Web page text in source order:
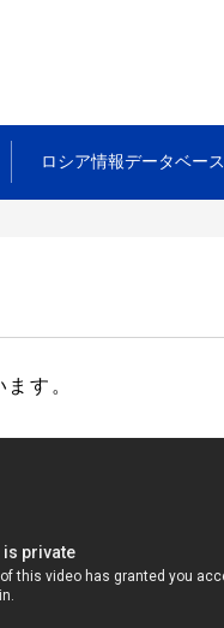
ロシア情報データベース
す。